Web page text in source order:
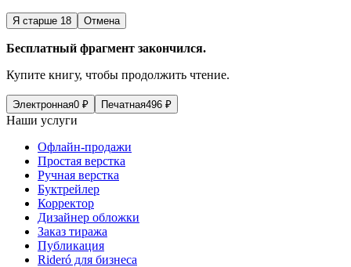
Я старше 18 Отмена
Бесплатный фрагмент закончился.
Купите книгу, чтобы продолжить чтение.
Электронная0 ₽ Печатная496 ₽
Наши услуги
Офлайн-продажи
Простая верстка
Ручная верстка
Буктрейлер
Корректор
Дизайнер обложки
Заказ тиража
Публикация
Rideró для бизнеса